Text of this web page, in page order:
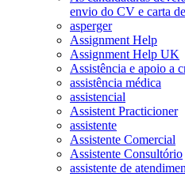
envio do CV e carta
asperger
Assignment Help
Assignment Help UK
Assistência e apoio a
assistência médica
assistencial
Assistent Practicioner
assistente
Assistente Comercial
Assistente Consultório
assistente de